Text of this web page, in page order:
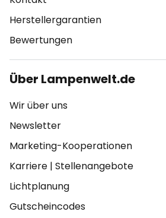
Herstellergarantien
Bewertungen
Über Lampenwelt.de
Wir über uns
Newsletter
Marketing-Kooperationen
Karriere | Stellenangebote
Lichtplanung
Gutscheincodes